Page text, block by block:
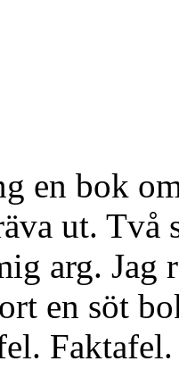
en bok
ut. Två
arg. Jag
en söt
Faktafel.